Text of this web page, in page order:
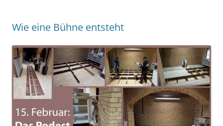
Wie eine Bühne entsteht